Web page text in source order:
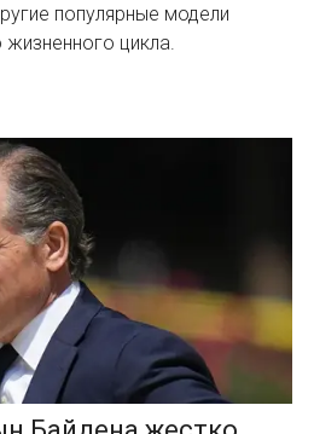
популярные модели
жизненного цикла.